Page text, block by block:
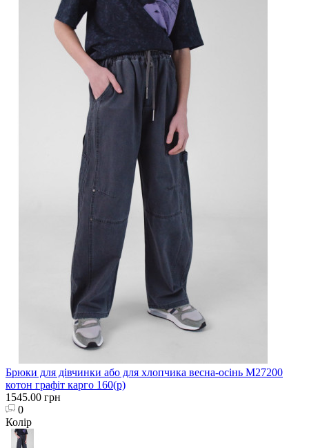
Брюки для дівчинки або для хлопчика весна-осінь M27200
котон графіт карго 160(р)
1545.00 грн
0
Колір